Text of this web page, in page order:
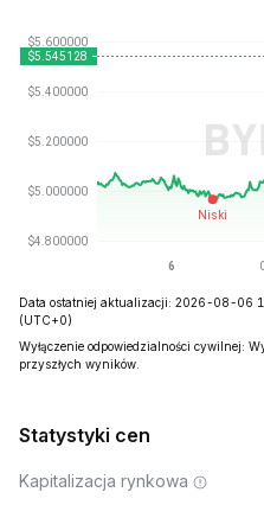
Data ostatniej aktualizacji: 2026-08-06
(UTC+0)
Wyłączenie odpowiedzialności cywilnej:
przyszłych wyników.
Statystyki cen
Kapitalizacja rynkowa